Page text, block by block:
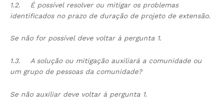
1.2.
É possível resolver ou mitigar os problemas
identificados no prazo de duração de projeto de extensão.
Se não for possível deve voltar à pergunta 1.
1.3. A solução ou mitigação auxiliará a comunidade ou
um grupo de pessoas da comunidade?
Se não auxiliar deve voltar à pergunta 1.